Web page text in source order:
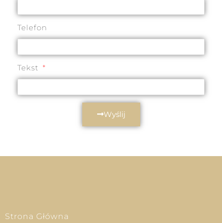
Telefon
Tekst
Wyślij
Strona Główna